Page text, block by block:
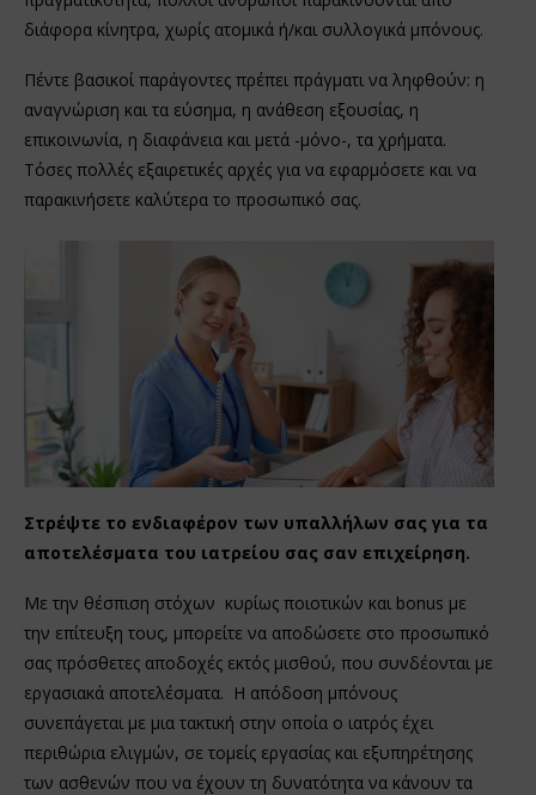
διάφορα κίνητρα, χωρίς ατομικά ή/και συλλογικά μπόνους.
Πέντε βασικοί παράγοντες πρέπει πράγματι να ληφθούν: η
αναγνώριση και τα εύσημα, η ανάθεση εξουσίας, η
επικοινωνία, η διαφάνεια και μετά -μόνο-, τα χρήματα.
Τόσες πολλές εξαιρετικές αρχές για να εφαρμόσετε και να
παρακινήσετε καλύτερα το προσωπικό σας.
Στρέψτε το ενδιαφέρον των υπαλλήλων σας για τα
αποτελέσματα του ιατρείου σας σαν επιχείρηση.
Με την θέσπιση στόχων κυρίως ποιοτικών και bonus με
την επίτευξη τους, μπορείτε να αποδώσετε στο προσωπικό
σας πρόσθετες αποδοχές εκτός μισθού, που συνδέονται με
εργασιακά αποτελέσματα. Η απόδοση μπόνους
συνεπάγεται με μια τακτική στην οποία ο ιατρός έχει
περιθώρια ελιγμών, σε τομείς εργασίας και εξυπηρέτησης
των ασθενών που να έχουν τη δυνατότητα να κάνουν τα